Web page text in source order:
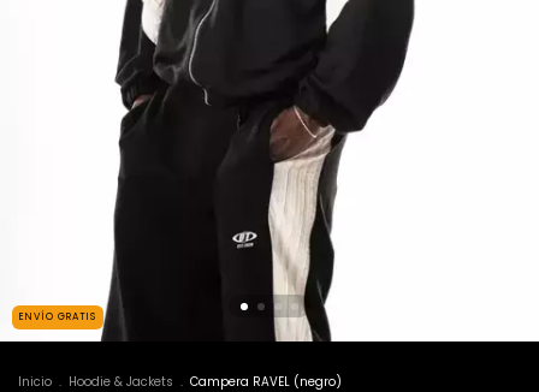
ENVÍO GRATIS
Inicio . Hoodie & Jackets . Campera RAVEL (negro)